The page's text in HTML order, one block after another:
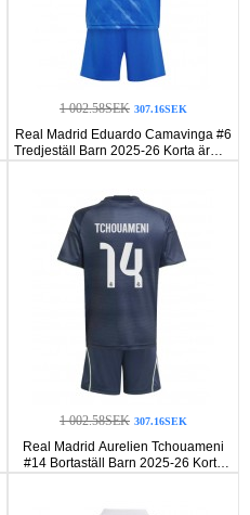
1 002.58SEK 307.16SEK
Real Madrid Eduardo Camavinga #6
Tredjeställ Barn 2025-26 Korta ärmar
(+ Korta byxor)
1 002.58SEK 307.16SEK
Real Madrid Aurelien Tchouameni
#14 Bortaställ Barn 2025-26 Korta
ärmar (+ Korta byxor)